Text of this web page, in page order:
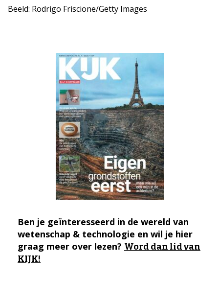
Beeld: Rodrigo Friscione/Getty Images
Ben je geïnteresseerd in de wereld van
wetenschap & technologie en wil je hier
graag meer over lezen? Word dan lid van
KIJK!